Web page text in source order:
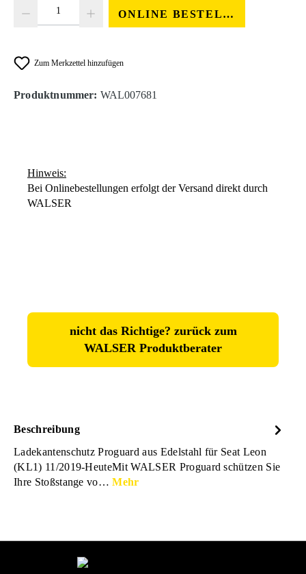
ONLINE BESTELLEN
Zum Merkzettel hinzufügen
Produktnummer: WAL007681
Hinweis:
Bei Onlinebestellungen erfolgt der Versand direkt durch
WALSER
nicht das Richtige? zurück zum
WALSER Produktberater
Beschreibung
Ladekantenschutz Proguard aus Edelstahl für Seat Leon
(KL1) 11/2019-HeuteMit WALSER Proguard schützen Sie
Ihre Stoßstange vo…Mehr